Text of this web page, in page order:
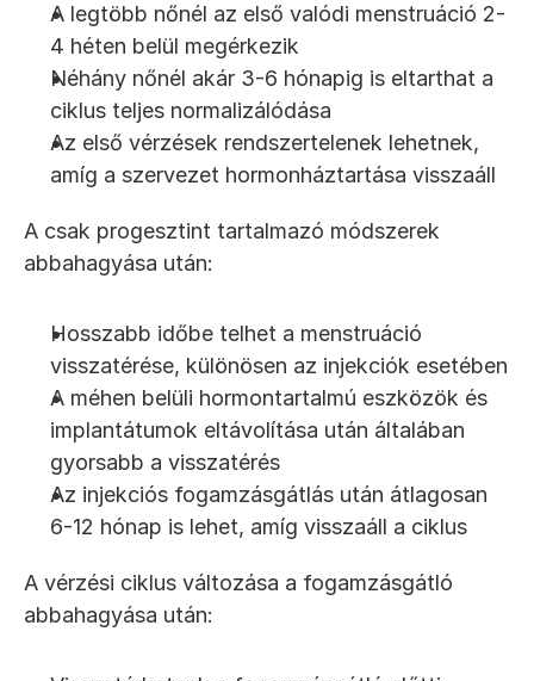
A legtöbb nőnél az első valódi menstruáció 2-
4 héten belül megérkezik
Néhány nőnél akár 3-6 hónapig is eltarthat a
ciklus teljes normalizálódása
Az első vérzések rendszertelenek lehetnek,
amíg a szervezet hormonháztartása visszaáll
A csak progesztint tartalmazó módszerek
abbahagyása után:
Hosszabb időbe telhet a menstruáció
visszatérése, különösen az injekciók esetében
A méhen belüli hormontartalmú eszközök és
implantátumok eltávolítása után általában
gyorsabb a visszatérés
Az injekciós fogamzásgátlás után átlagosan
6-12 hónap is lehet, amíg visszaáll a ciklus
A vérzési ciklus változása a fogamzásgátló
abbahagyása után: